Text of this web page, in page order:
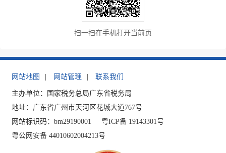
扫一扫在手机打开当前页
网站地图 网站管理 联系我们
主办单位：国家税务总局广东省税务局
地址：广东省广州市天河区花城大道767号
网站标识码：bm29190001
粤ICP备 19143301号
粤公网安备 44010602004213号